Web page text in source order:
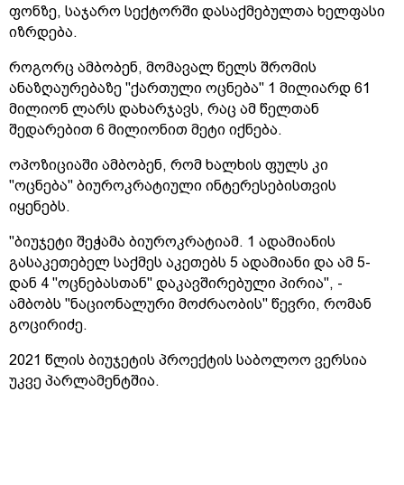
ფონზე, საჯარო სექტორში დასაქმებულთა ხელფასი
იზრდება.
როგორც ამბობენ, მომავალ წელს შრომის
ანაზღაურებაზე "ქართული ოცნება" 1 მილიარდ 61
მილიონ ლარს დახარჯავს, რაც ამ წელთან
შედარებით 6 მილიონით მეტი იქნება.
ოპოზიციაში ამბობენ, რომ ხალხის ფულს კი
"ოცნება" ბიუროკრატიული ინტერესებისთვის
იყენებს.
"ბიუჯეტი შეჭამა ბიუროკრატიამ. 1 ადამიანის
გასაკეთებელ საქმეს აკეთებს 5 ადამიანი და ამ 5-
დან 4 "ოცნებასთან" დაკავშირებული პირია", -
ამბობს "ნაციონალური მოძრაობის" წევრი, რომან
გოცირიძე.
2021 წლის ბიუჯეტის პროექტის საბოლოო ვერსია
უკვე პარლამენტშია.